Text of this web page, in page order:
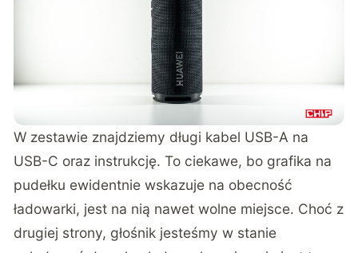
W zestawie znajdziemy długi kabel USB-A na
USB-C oraz instrukcję. To ciekawe, bo grafika na
pudełku ewidentnie wskazuje na obecność
ładowarki, jest na nią nawet wolne miejsce. Choć z
drugiej strony, głośnik jesteśmy w stanie